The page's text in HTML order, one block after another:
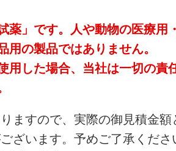
薬」です。人や動物の医療用
用の製品ではありません。
用した場合、当社は一切の責
ますので、実際の御見積金額
ざいます。予めご了承くださ